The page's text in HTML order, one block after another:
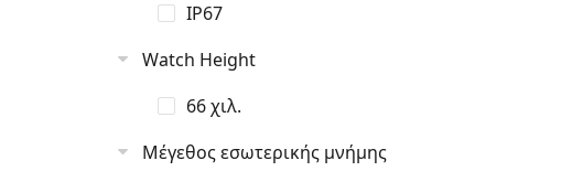
IP67
Watch Height
66 χιλ.
Μέγεθος εσωτερικής μνήμης